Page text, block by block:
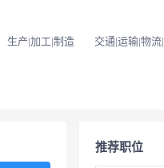
生产|加工|制造 交通|运输|物流
推荐职位